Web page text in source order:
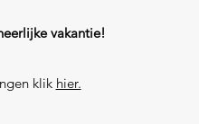
vakantie!
klik hier.